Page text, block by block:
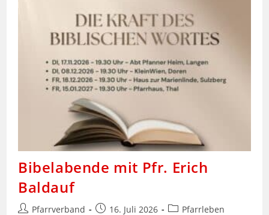
Bibelabende mit Pfr. Erich
Baldauf
Beitrags-
Pfarrverband Beitrag16. Juli 2026 Beitrags-
Pfarrleben